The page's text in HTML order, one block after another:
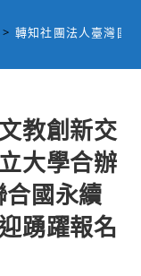
> 轉知社團法人臺灣國
教創新交
大學合辦
合國永續
踴躍報名